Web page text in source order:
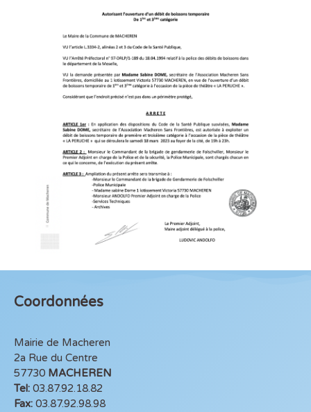
Coordonnées
Mairie de Macheren
2a Rue du Centre
57730 MACHEREN
Tel: 03.87.92.18.82
Fax: 03.87.92.98.98